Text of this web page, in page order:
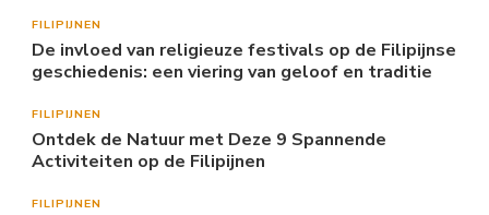
FILIPIJNEN
De invloed van religieuze festivals op de Filipijnse
geschiedenis: een viering van geloof en traditie
FILIPIJNEN
Ontdek de Natuur met Deze 9 Spannende
Activiteiten op de Filipijnen
FILIPIJNEN